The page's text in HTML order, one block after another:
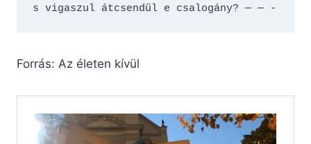
s vigaszul átcsendül e csalogány? — — -
Forrás: Az életen kívül